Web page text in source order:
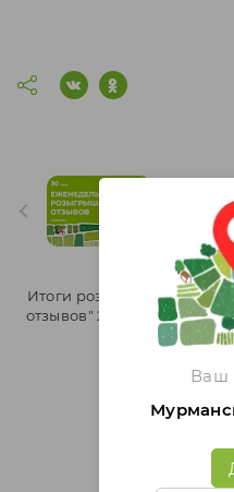
Ваш
Итоги
Итоги розыгрыша
отзывов" 25 неделя 2025